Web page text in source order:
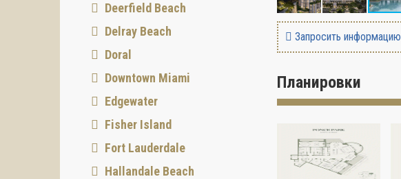
Запросить информацию
Планировки
Deerfield Beach
Delray Beach
Doral
Downtown Miami
Edgewater
Fisher Island
Fort Lauderdale
Hallandale Beach